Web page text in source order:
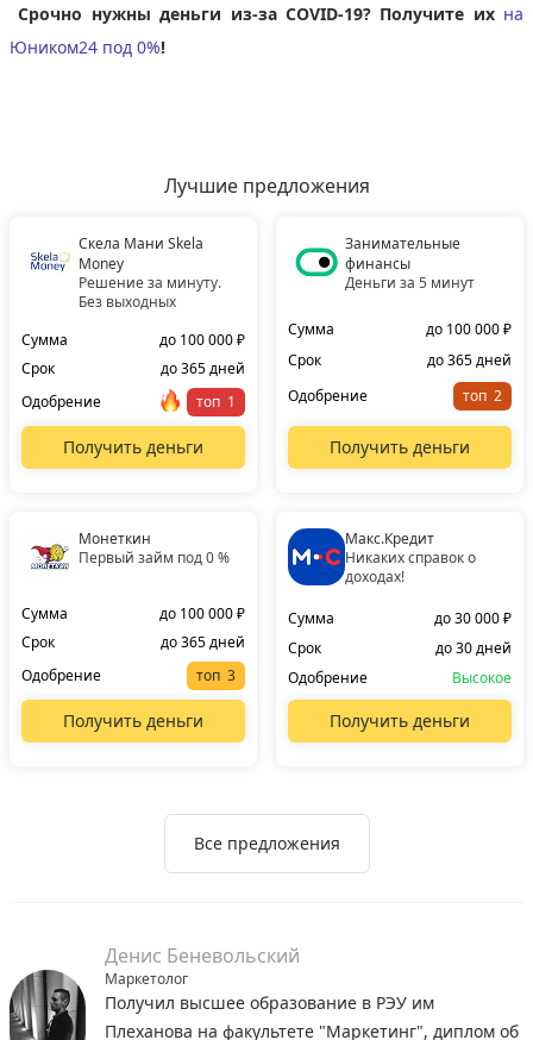
Срочно нужны деньги из-за COVID-19? Получите их на
Юником24 под 0%!
Лучшие предложения
Скела Мани Skela
Money
Решение за минуту.
Без выходных
Сумма
до 100 000 ₽
Срок
до 365 дней
Одобрение
топ
Получить деньги
Занимательные
финансы
Деньги за 5 минут
Сумма
до 100 000 ₽
Срок
до 365 дней
Одобрение
топ
Получить деньги
Монеткин
Первый займ под 0 %
Сумма
до 100 000 ₽
Срок
до 365 дней
Одобрение
топ
Получить деньги
Макс.Кредит
Никаких справок о
доходах!
Сумма
до 30 000 ₽
Срок
до 30 дней
Одобрение
Высокое
Получить деньги
Все предложения
Денис Беневольский
Маркетолог
Получил высшее образование в РЭУ им
Плеханова на факультете "Маркетинг", диплом об